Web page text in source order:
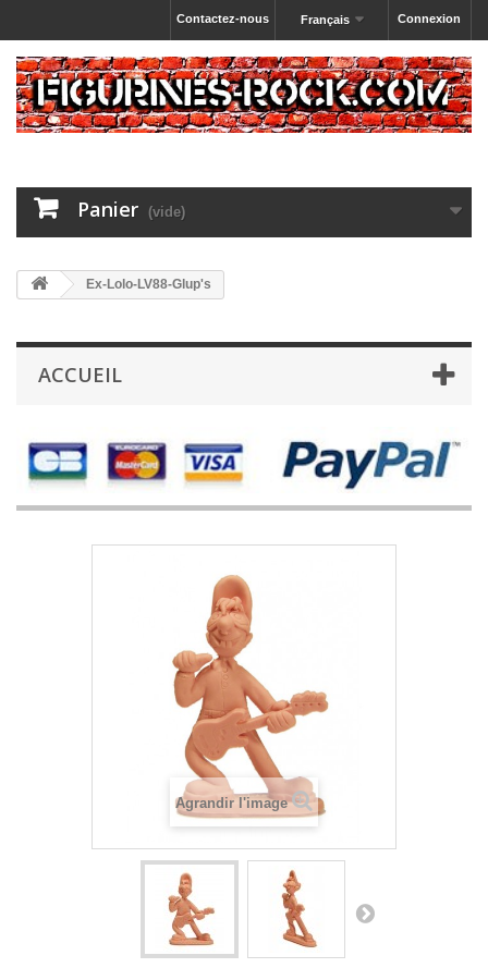
Connexion
Français
Contactez-nous
Panier (vide)
Ex-Lolo-LV88-Glup's
ACCUEIL
Agrandir l'image